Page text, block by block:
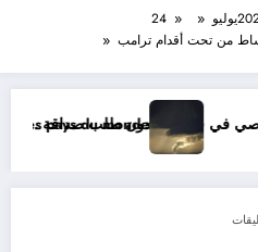
يوليو
24
من تحت أقدام ترامب
ملفه الشخصي في فيسبوك دون طلب صداقة
menace les pays du monde